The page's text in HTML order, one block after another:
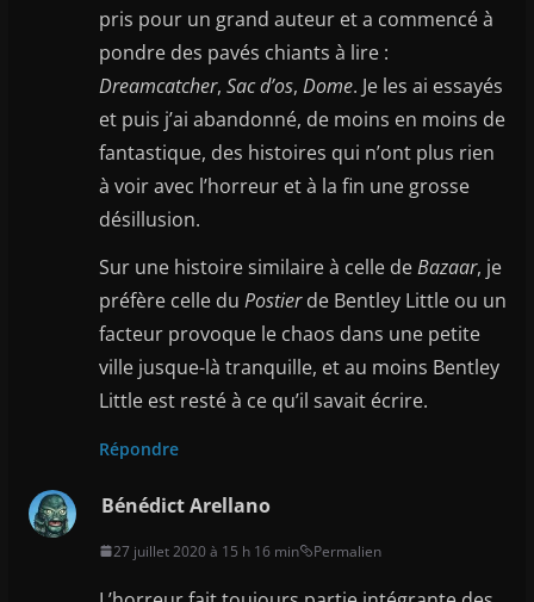
pris pour un grand auteur et a commencé à
pondre des pavés chiants à lire :
Dreamcatcher, Sac d’os, Dome. Je les ai essayés
et puis j’ai abandonné, de moins en moins de
fantastique, des histoires qui n’ont plus rien
à voir avec l’horreur et à la fin une grosse
désillusion.
Sur une histoire similaire à celle deBazaar, je
préfère celle du Postierde Bentley Little ou un
facteur provoque le chaos dans une petite
ville jusque-là tranquille, et au moins Bentley
Little est resté à ce qu’il savait écrire.
Répondre
Bénédict Arellano
27 juillet 2020 à 15 h 16 min Permalien